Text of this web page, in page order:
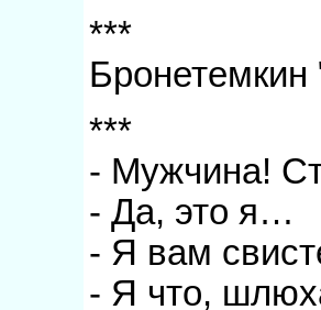
***
***
- Мужчина!
- Да, это я…
- Я вам
- Я что,